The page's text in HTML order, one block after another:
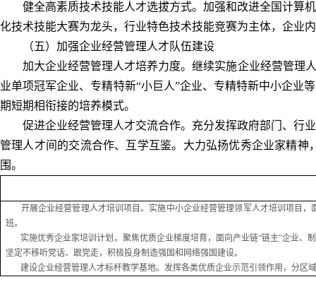
健全高素质技术技能人才选拔方式。加强和改进全国计算
化技术技能大赛为龙头，行业特色技术技能竞赛为主体，企业
（五）加强企业经营管理人才队伍建设
加大企业经营管理人才培养力度。继续实施企业经营管理
业单项冠军企业、专精特新“小巨人”企业、专精特新中小企业
期短期相衔接的培养模式。
促进企业经营管理人才交流合作。充分发挥政府部门、行
管理人才间的交流合作、互学互鉴。大力弘扬优秀企业家精
围。
开展企业经营管理人才培训项目。实施中小企业经营管理领军人才培训项目，
班。
实施优秀企业家培训计划。聚焦优质企业梯度培育，面向产业链“链主”企业、
坚定不移听党话、跟党走，积极投身制造强国和网络强国建设。
建设企业经营管理人才标杆教学基地。发挥各类优质企业示范引领作用，分区